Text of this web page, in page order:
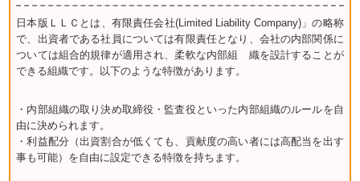
日本版ＬＬＣとは、有限責任会社(Limited Liability Company)」の略称
で、出資者である社員については有限責任となり、会社の内部関係に
ついては組合的規律が適用され、柔軟な内部組 織を設計することが
できる組織です。以下のような特徴があります。
・内部組織の取り決め取締役・監査役といった内部組織のルールを自
由に決められます。
・利益配分（出資割合が低くても、貢献度の高い者には高配当を出す
事も可能）を自由に設定できる特徴を持ちます。